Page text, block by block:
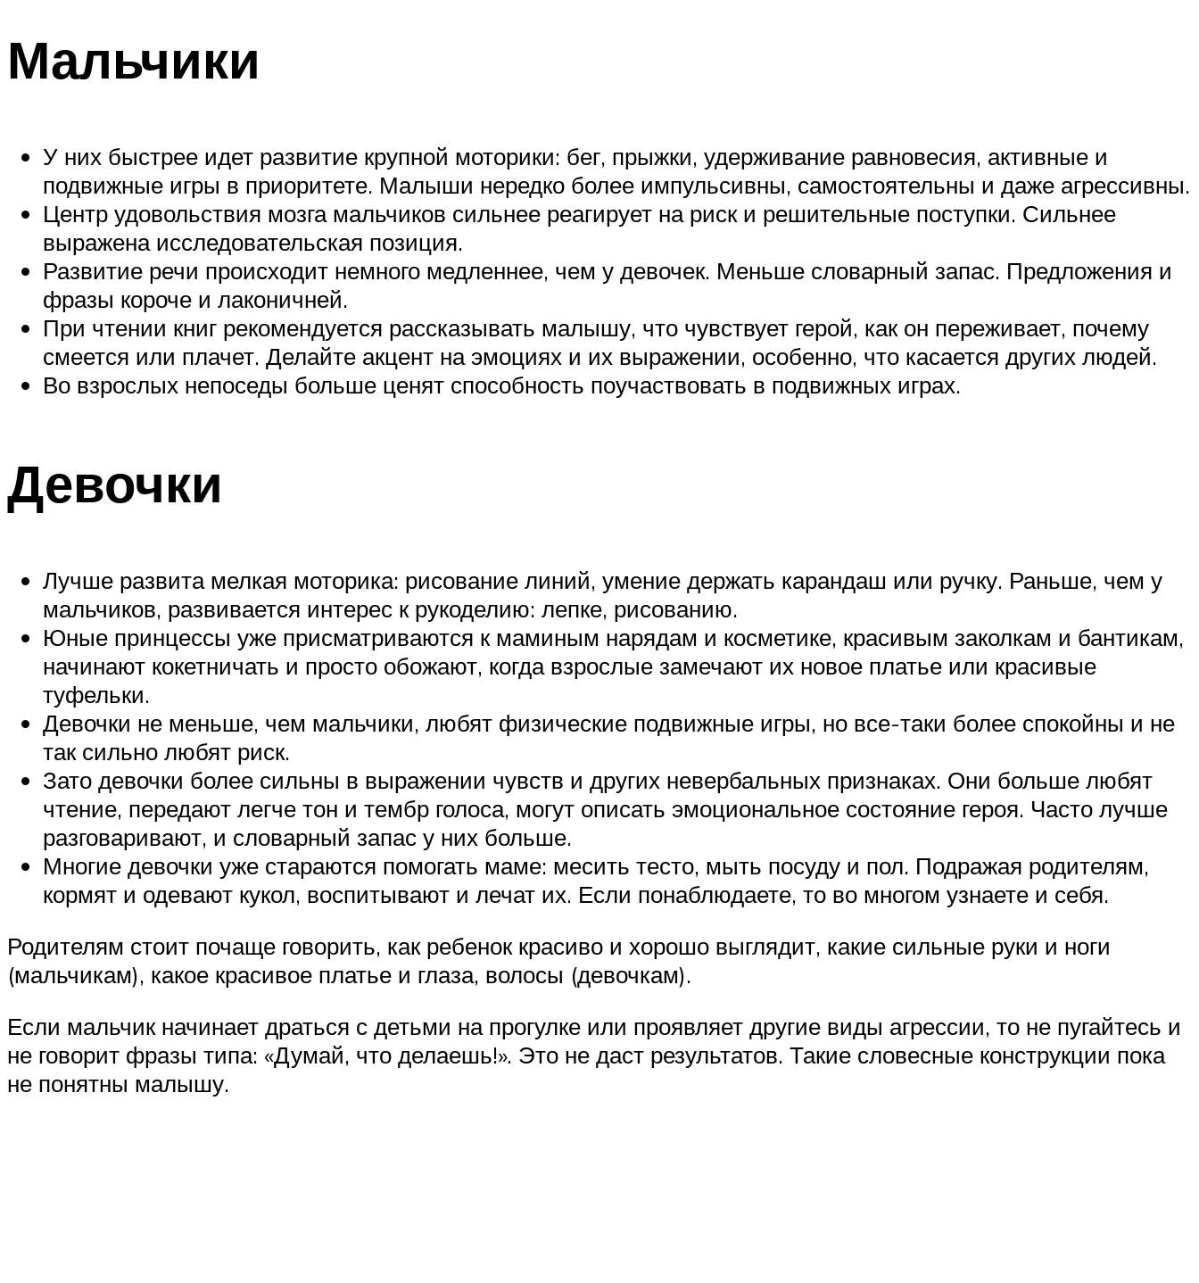
Мальчики
У них быстрее идет развитие крупной моторики: бег, прыжки, удерживание равновесия, активные и
подвижные игры в приоритете. Малыши нередко более импульсивны, самостоятельны и даже агрессивны.
Центр удовольствия мозга мальчиков сильнее реагирует на риск и решительные поступки. Сильнее
выражена исследовательская позиция.
Развитие речи происходит немного медленнее, чем у девочек. Меньше словарный запас. Предложения и
фразы короче и лаконичней.
При чтении книг рекомендуется рассказывать малышу, что чувствует герой, как он переживает, почему
смеется или плачет. Делайте акцент на эмоциях и их выражении, особенно, что касается других людей.
Во взрослых непоседы больше ценят способность поучаствовать в подвижных играх.
Девочки
Лучше развита мелкая моторика: рисование линий, умение держать карандаш или ручку. Раньше, чем у
мальчиков, развивается интерес к рукоделию: лепке, рисованию.
Юные принцессы уже присматриваются к маминым нарядам и косметике, красивым заколкам и бантикам,
начинают кокетничать и просто обожают, когда взрослые замечают их новое платье или красивые
туфельки.
Девочки не меньше, чем мальчики, любят физические подвижные игры, но все-таки более спокойны и не
так сильно любят риск.
Зато девочки более сильны в выражении чувств и других невербальных признаках. Они больше любят
чтение, передают легче тон и тембр голоса, могут описать эмоциональное состояние героя. Часто лучше
разговаривают, и словарный запас у них больше.
Многие девочки уже стараются помогать маме: месить тесто, мыть посуду и пол. Подражая родителям,
кормят и одевают кукол, воспитывают и лечат их. Если понаблюдаете, то во многом узнаете и себя.
Родителям стоит почаще говорить, как ребенок красиво и хорошо выглядит, какие сильные руки и ноги
(мальчикам), какое красивое платье и глаза, волосы (девочкам).
Если мальчик начинает драться с детьми на прогулке или проявляет другие виды агрессии, то не пугайтесь и
не говорит фразы типа: «Думай, что делаешь!». Это не даст результатов. Такие словесные конструкции пока
не понятны малышу.